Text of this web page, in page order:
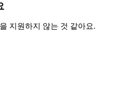
지원하지 않는 것 같아요.